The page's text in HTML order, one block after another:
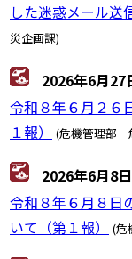
した迷惑メール送
災企画課)
2026年6月27
令和８年６月２６
１報）
(危機管理部
2026年6月8日
令和８年６月８日
いて（第１報）
(